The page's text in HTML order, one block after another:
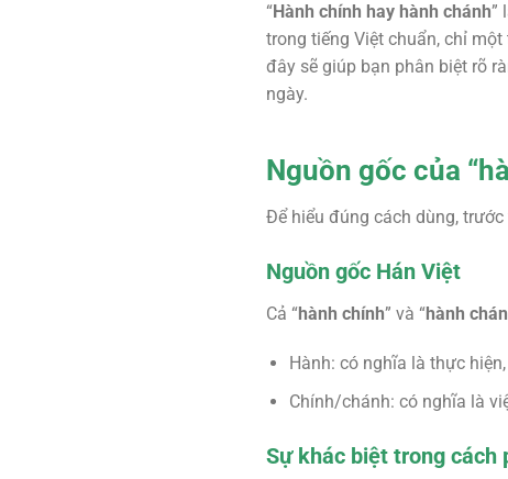
“Hành chính hay hành chánh”
trong tiếng Việt chuẩn, chỉ
đây sẽ giúp bạn phân biệt rõ
ngày.
Nguồn gốc của
Để hiểu đúng cách dùng,
Nguồn gốc Hán Việt
Cả “hành chính” và “hành
Hành: có nghĩa là thực
Chính/chánh: có nghĩa là
Sự khác biệt trong cách